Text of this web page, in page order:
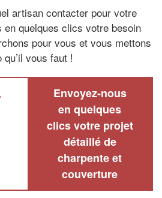
artisan contacter pour votre
en quelques clics votre besoin
pour vous et vous mettons
vous faut !
Envoyez-nous
en quelques
clics votre projet
détaillé de
charpente et
couverture